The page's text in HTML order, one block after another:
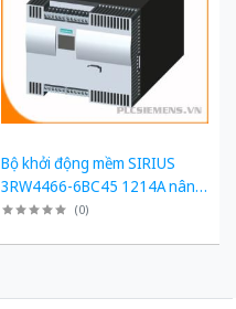
Bộ khởi động mềm SIRIUS
3RW4466-6BC45 1214A nâng
cấp 3RW5558-6HA16
(0)